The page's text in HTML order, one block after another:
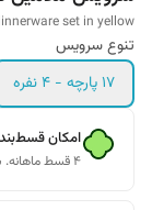
set in yellow
تنوع سرویس
17 پارچه - 4 نفره
امکان
۴ قسط ماهانه. بدون سود، چک و ضامن.